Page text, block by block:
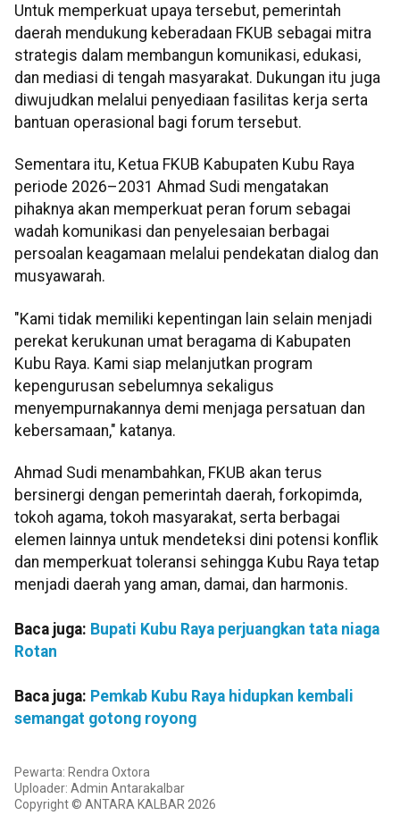
Untuk memperkuat upaya tersebut, pemerintah
daerah mendukung keberadaan FKUB sebagai mitra
strategis dalam membangun komunikasi, edukasi,
dan mediasi di tengah masyarakat. Dukungan itu juga
diwujudkan melalui penyediaan fasilitas kerja serta
bantuan operasional bagi forum tersebut.
Sementara itu, Ketua FKUB Kabupaten Kubu Raya
periode 2026–2031 Ahmad Sudi mengatakan
pihaknya akan memperkuat peran forum sebagai
wadah komunikasi dan penyelesaian berbagai
persoalan keagamaan melalui pendekatan dialog dan
musyawarah.
"Kami tidak memiliki kepentingan lain selain menjadi
perekat kerukunan umat beragama di Kabupaten
Kubu Raya. Kami siap melanjutkan program
kepengurusan sebelumnya sekaligus
menyempurnakannya demi menjaga persatuan dan
kebersamaan," katanya.
Ahmad Sudi menambahkan, FKUB akan terus
bersinergi dengan pemerintah daerah, forkopimda,
tokoh agama, tokoh masyarakat, serta berbagai
elemen lainnya untuk mendeteksi dini potensi konflik
dan memperkuat toleransi sehingga Kubu Raya tetap
menjadi daerah yang aman, damai, dan harmonis.
Baca juga: Bupati Kubu Raya perjuangkan tata niaga
Rotan
Baca juga: Pemkab Kubu Raya hidupkan kembali
semangat gotong royong
Pewarta: Rendra Oxtora
Uploader: Admin Antarakalbar
Copyright © ANTARA KALBAR 2026